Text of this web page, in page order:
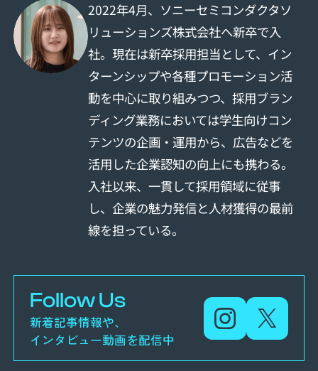
2022年4月、ソニーセミコンダクタソ
リューションズ株式会社へ新卒で入
社。現在は新卒採用担当として、イン
ターンシップや各種プロモーション活
動を中心に取り組みつつ、採用ブラン
ディング業務においては学生向けコン
テンツの企画・運用から、広告などを
活用した企業認知の向上にも携わる。
入社以来、一貫して採用領域に従事
し、企業の魅力発信と人材獲得の最前
線を担っている。
Follow Us
新着記事情報や、
インタビュー動画を配信中